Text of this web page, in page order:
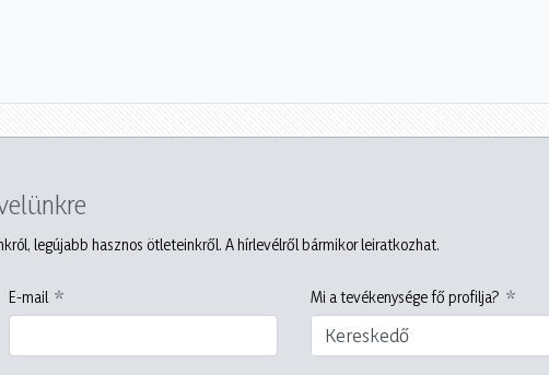
legújabb hasznos ötleteinkről. A hírlevélről bármikor leiratkozhat.
E-mail Mi a tevékenysége fő profilja?
Kereskedő